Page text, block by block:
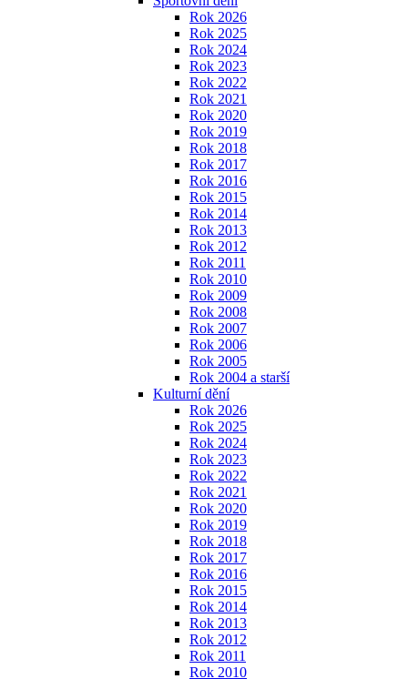
Rok 2026
Rok 2025
Rok 2024
Rok 2023
Rok 2022
Rok 2021
Rok 2020
Rok 2019
Rok 2018
Rok 2017
Rok 2016
Rok 2015
Rok 2014
Rok 2013
Rok 2012
Rok 2011
Rok 2010
Rok 2009
Rok 2008
Rok 2007
Rok 2006
Rok 2005
Rok 2004 a starší
Kulturní dění
Rok 2026
Rok 2025
Rok 2024
Rok 2023
Rok 2022
Rok 2021
Rok 2020
Rok 2019
Rok 2018
Rok 2017
Rok 2016
Rok 2015
Rok 2014
Rok 2013
Rok 2012
Rok 2011
Rok 2010